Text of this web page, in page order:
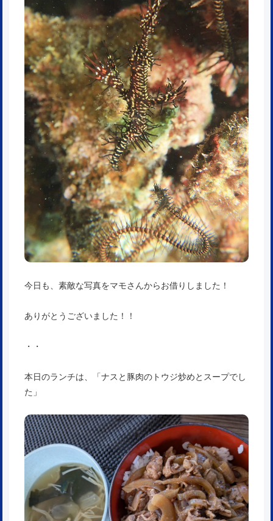
今日も、素敵な写真をマモさんからお借りしました！
ありがとうございました！！
・・
本日のランチは、「ナスと豚肉のトウジ炒めとスープでし
た」